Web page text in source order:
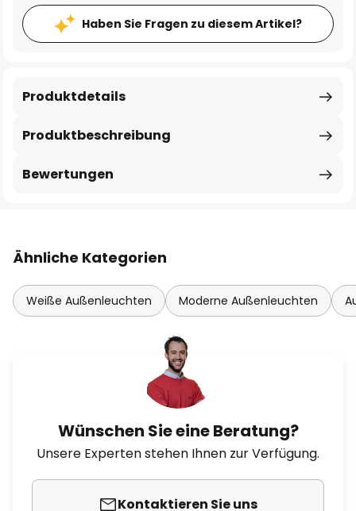
Haben Sie Fragen zu diesem Artikel?
Produktbeschreibung
Produktdetails
Bewertungen
Ähnliche Kategorien
Weiße Außenleuchten Moderne Außenleuchten
Wünschen Sie eine Beratung?
Unsere Experten stehen Ihnen zur Verfügung.
Kontaktieren Sie uns